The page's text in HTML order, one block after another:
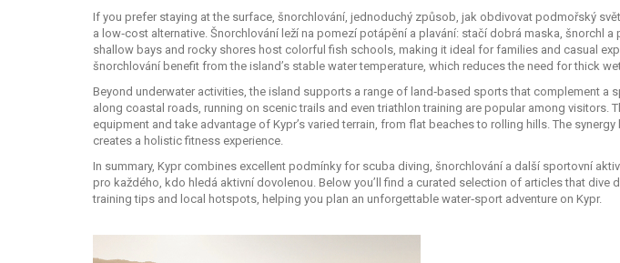
If you prefer staying at the surface, šnorchlování, jednoduchý způsob, jak obdivovat podmořský
a low‑cost alternative. Šnorchlování leží na pomezí potápění a plavání: stačí dobrá maska, šnorchl a
shallow bays and rocky shores host colorful fish schools, making it ideal for families and casual
šnorchlování benefit from the island’s stable water temperature, which reduces the need for thick
Beyond underwater activities, the island supports a range of land‑based sports that complement a
along coastal roads, running on scenic trails and even triathlon training are popular among visitors.
equipment and take advantage of Kypr’s varied terrain, from flat beaches to rolling hills. The
creates a holistic fitness experience.
In summary, Kypr combines excellent podmínky for scuba diving, šnorchlování a další sportovní
pro každého, kdo hledá aktivní dovolenou. Below you’ll find a curated selection of articles that dive
training tips and local hotspots, helping you plan an unforgettable water‑sport adventure on Kypr.